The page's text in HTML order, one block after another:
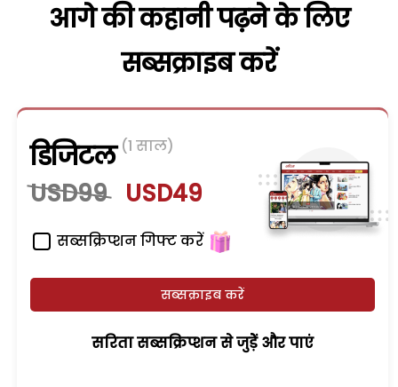
आगे की कहानी पढ़ने के लिए
सब्सक्राइब करें
डिजिटल (1 साल)
USD99 USD49
सब्सक्रिप्शन गिफ्ट करें
सब्सक्राइब करें
सरिता सब्सक्रिप्शन से जुड़ेें और पाएं